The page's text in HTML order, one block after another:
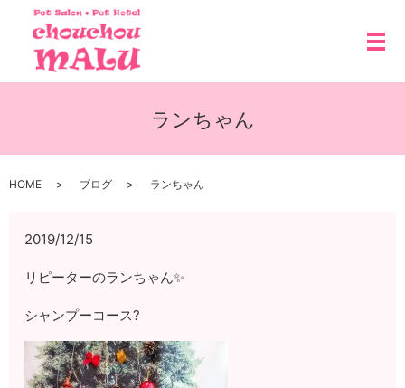
メ
ランちゃん
HOME ブログ ランちゃん
2019/12/15
リピーターのランちゃん✨
シャンプーコース?